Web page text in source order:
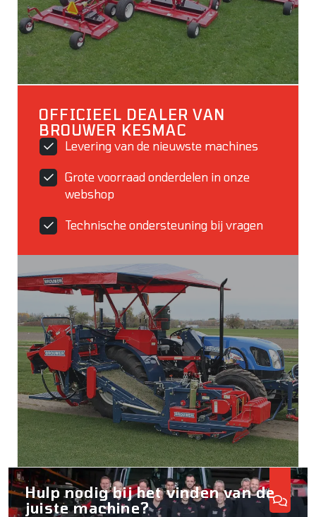
OFFICIEEL DEALER VAN
BROUWER KESMAC
Levering van de nieuwste machines
Grote voorraad onderdelen in onze
webshop
Technische ondersteuning bij vragen
Hulp nodig bij het vinden van de
juiste machine?